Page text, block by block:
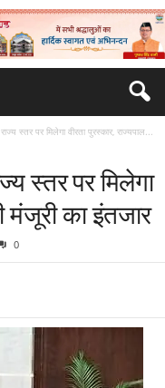
स्तर पर मिलेगा वीरता पुरस्कार, राज्यपाल...
स्तर पर मिलेगा
मंजूरी का इंतजार
0